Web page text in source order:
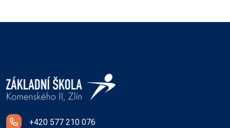
+420 577 210 076